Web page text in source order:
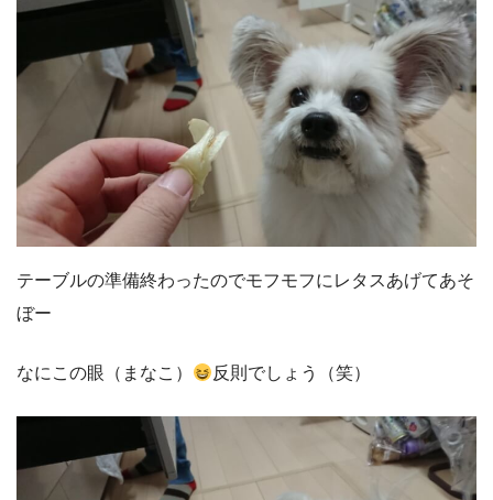
テーブルの準備終わったのでモフモフにレタスあげてあそ
ぼー
なにこの眼（まなこ） 反則でしょう（笑）